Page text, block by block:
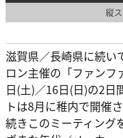
縦
滋賀県／長崎県に続い
ロン主催の「ファンフ
日(土)／16日(日)の2日
トは8月に稚内で開催
続きこのミーティング